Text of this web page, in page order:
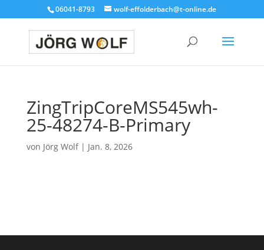
06041-8793 wolf-effolderbach@t-online.de
ZingTripCoreMS545wh-
25-48274-B-Primary
von Jörg Wolf| Jan. 8, 2026